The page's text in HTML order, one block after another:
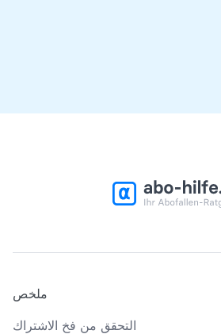
ملخص
التحقق من فخ الاشتراك